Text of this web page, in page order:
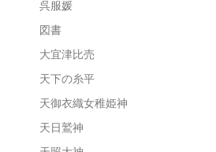
呉服媛
図書
大宜津比売
天下の糸平
天御衣織女稚姫神
天日鷲神